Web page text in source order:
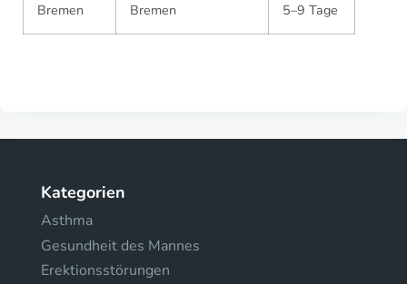
Bremen Bremen 5–9 Tage
Kategorien
Asthma
Gesundheit des Mannes
Erektionsstörungen